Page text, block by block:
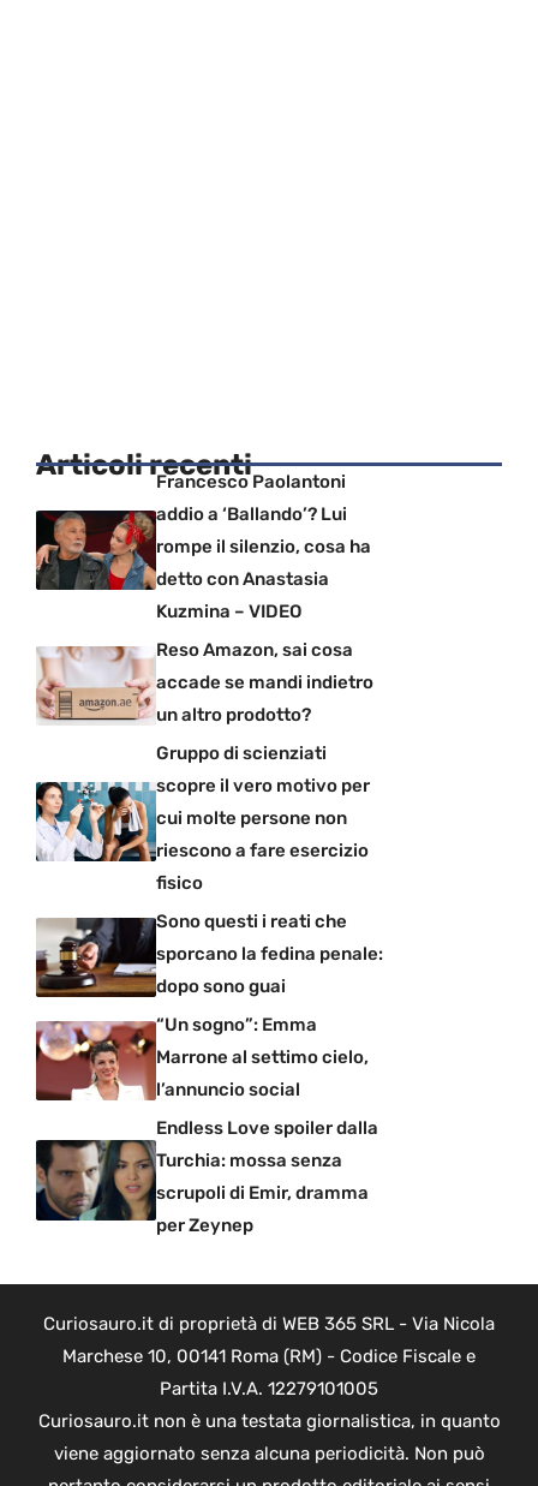
Articoli recentiFrancesco Paolantoni
addio a ‘Ballando’? Lui
rompe il silenzio, cosa ha
detto con Anastasia
Kuzmina – VIDEO
Reso Amazon, sai cosa
accade se mandi indietro
un altro prodotto?
Gruppo di scienziati
scopre il vero motivo per
cui molte persone non
riescono a fare esercizio
fisico
Sono questi i reati che
sporcano la fedina penale:
dopo sono guai
“Un sogno”: Emma
Marrone al settimo cielo,
l’annuncio social
Endless Love spoiler dalla
Turchia: mossa senza
scrupoli di Emir, dramma
per Zeynep
Curiosauro.it di proprietà di WEB 365 SRL - Via Nicola
Marchese 10, 00141 Roma (RM) - Codice Fiscale e
Partita I.V.A. 12279101005
Curiosauro.it non è una testata giornalistica, in quanto
viene aggiornato senza alcuna periodicità. Non può